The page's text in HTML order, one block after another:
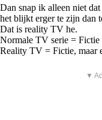
Dan snap ik alleen niet
het blijkt erger te zijn dan
Dat is reality TV he.
Normale TV serie = Fictie
Reality TV = Fictie, maar
▼